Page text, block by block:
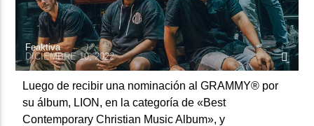
Feaktiva
DICIEMBRE 10, 2022
Luego de recibir una nominación al GRAMMY® por
su álbum, LION, en la categoría de «Best
Contemporary Christian Music Album», y